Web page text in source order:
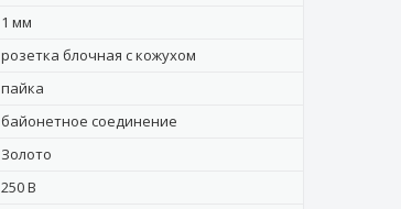
1 мм
розетка блочная с кожухом
пайка
байонетное соединение
Золото
250 В